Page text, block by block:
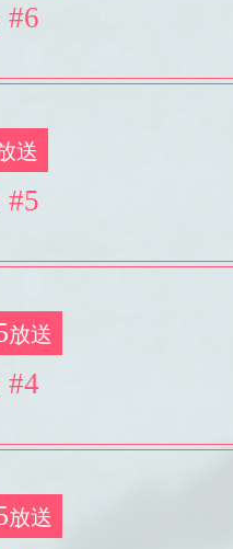
送
放送
放送